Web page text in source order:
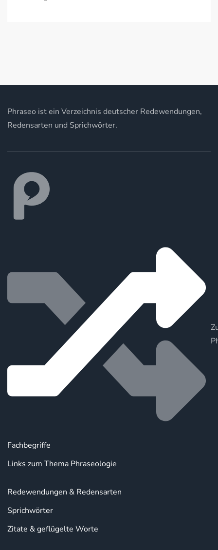
Phraseo ist ein Verzeichnis deutscher Redewendungen,
Redensarten und Sprichwörter.
Fachbegriffe
Links zum Thema Phraseologie
Redewendungen & Redensarten
Sprichwörter
Zitate & geflügelte Worte